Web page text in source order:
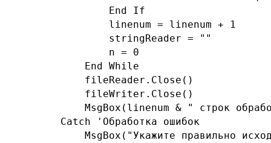
                End If
                linenum = linenum + 1
                stringReader = ""
                n = 0
            End While
            fileReader.Close()
            fileWriter.Close()
MsgBox(linenum & " строк
        Catch 'Обработка ошибок
MsgBox("Укажите правильно